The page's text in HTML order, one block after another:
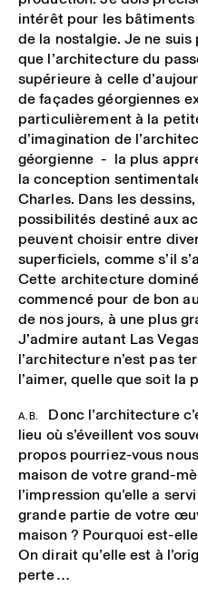
intérêt pour les
de la nostalgie. Je ne
que l’architecture du
supérieure à celle
de façades géorgiennes
particulièrement à la
d’imagination de
géorgienne ­-­ la plus
la conception
Charles. Dans les
possibilités destiné aux
peuvent choisir entre
superficiels, comme s’il
Cette architecture
commencé pour de bon
de nos jours, à une plus
J’admire autant Las
l’architecture n’est pas
l’aimer, quelle que soit la
A.B.
Donc l’architecture
lieu où s’éveillent vos
propos pourriez-vous
maison de votre grand-
l’impression qu’elle a
grande partie de votre
maison ? Pourquoi est-
On dirait qu’elle est à
perte…